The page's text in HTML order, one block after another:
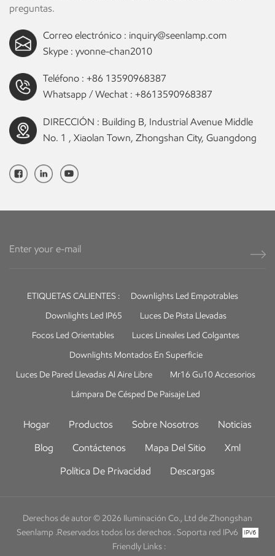
preguntas.
Correo electrónico : inquiry@seenlamp.com
Skype : yvonne-chan2010
Teléfono : +86 13590968387
Whatsapp / Wechat : +8613590968387
DIRECCIÓN : Building B, Industrial Avenue Middle
No. 1 , Xiaolan Town, Zhongshan City, Guangdong
ETIQUETAS CALIENTES :
Downlights Led Empotrables
Downlights Led IP65
Luces De Pista Llevadas
Focos Led Orientables
Luces Lineales Led Colgantes
Downlights Montados En Superficie
Luces De Pared Llevadas Al Aire Libre
Mr16 Gu10 Accesorios
Lámpara De Césped De Paisaje Led
Hogar Productos Sobre Nosotros
Noticias
Blog
Contáctenos Mapa Del Sitio
Xml
Política De Privacidad
Descargas
Derechos de autor © 2026 Iluminación Co., Ltd de Zhongshan
Seenlamp .Reservados todos los derechos . Soporta red IPv6
Friendly Links :